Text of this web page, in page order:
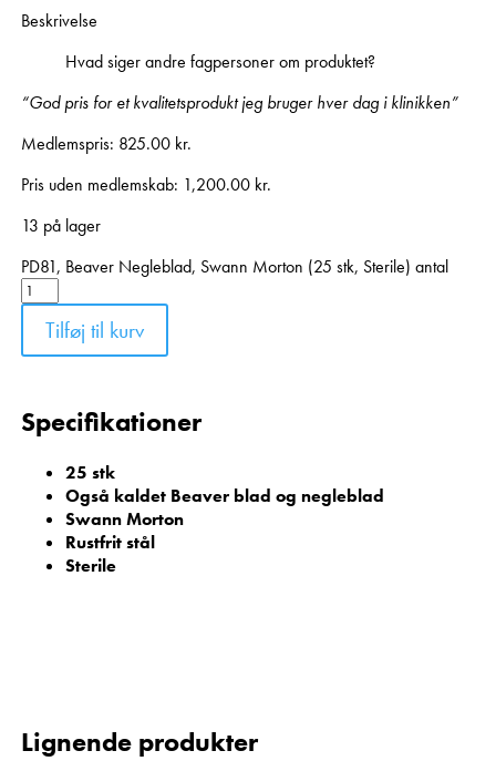
Beskrivelse
Hvad siger andre fagpersoner om produktet?
“God pris for et kvalitetsprodukt jeg bruger hver dag i klinikken”
Medlemspris: 825.00 kr.
Pris uden medlemskab: 1,200.00 kr.
13 på lager
PD81, Beaver Negleblad, Swann Morton (25 stk, Sterile) antal
Tilføj til kurv
Specifikationer
25 stk
Også kaldet Beaver blad og negleblad
Swann Morton
Rustfrit stål
Sterile
Lignende produkter